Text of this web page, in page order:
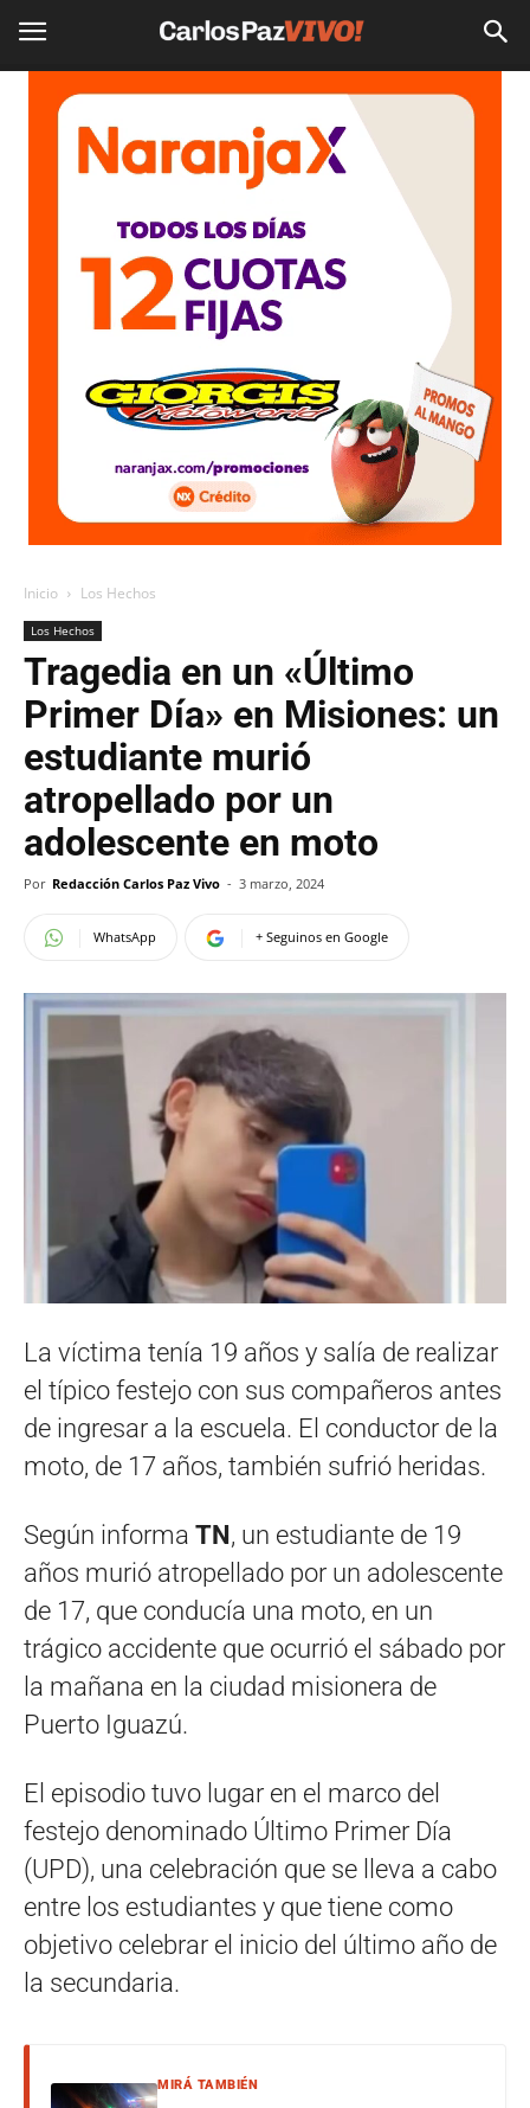
Inicio Los Hechos
Los Hechos
Tragedia en un «Último
Primer Día» en Misiones: un
estudiante murió
atropellado por un
adolescente en moto
Por Redacción Carlos Paz Vivo - 3 marzo, 2024
WhatsApp + Seguinos en Google
La víctima tenía 19 años y salía de realizar
el típico festejo con sus compañeros antes
de ingresar a la escuela. El conductor de la
moto, de 17 años, también sufrió heridas.
Según informa TN , un estudiante de 19
años murió atropellado por un adolescente
de 17, que conducía una moto, en un
trágico accidente que ocurrió el sábado por
la mañana en la ciudad misionera de
Puerto Iguazú.
El episodio tuvo lugar en el marco del
festejo denominado Último Primer Día
(UPD), una celebración que se lleva a cabo
entre los estudiantes y que tiene como
objetivo celebrar el inicio del último año de
la secundaria.
MIRÁ TAMBIÉN